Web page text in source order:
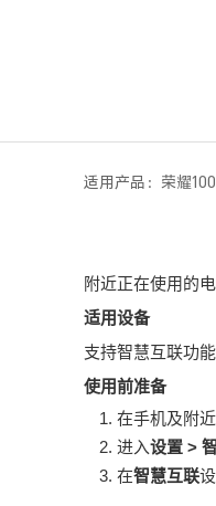
适用产品：
附近正在使用的
适用设备
支持智慧互联功
使用前准备
在手机及附
进入设置>
在智慧互联